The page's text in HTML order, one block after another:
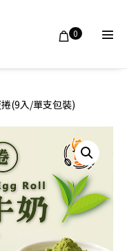
Shopping
0Items
in
(9入/單支包裝)